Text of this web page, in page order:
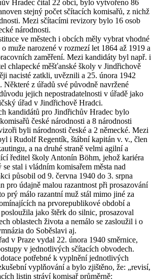
Hradec čítal 22 obcí, bylo vytvořeno 86
stejný počet sčítacích komisařů, z nichž
Mezi sčítacími revizory bylo 16 osob
národnosti.
ve městech i obcích měly vybrat vhodné
muže narozené v rozmezí let 1864 až 1919 a
zaměření. Mezi kandidáty byl např. i
chlapecké měšťanské školy v Jindřichově
nacisté zatkli, uvěznili a 25. února 1942
z úřadů své původně navržené
jejich nepostradatelnosti v úřadě jako
úřad v Jindřichově Hradci.
kandidátů pro Jindřichův Hradec bylo
české národnosti a 8 národnosti
byli národnosti české a 2 německé. Mezi
i Rudolf Regentík, štábní kapitán v. v., člen
a na druhé straně velmi agilní a
ředitel školy Antonín Böhm, jehož kariéra
se stal i vládním komisařem města nad
působil od 9. června 1940 do 3. srpna
pro údajně malou razantnost při prosazování
prý málo razantní muž stál mimo jiné za
na prvorepublikové období a
jako štěrk do silnic, prosazoval
oblastech života a nemálo se zasloužil i o
do Soběslavi aj.
v Praze vydal 22. února 1940 směrnice,
v jednotlivých sčítacích obvodech.
potřebné k vyplnění jednotlivých
vyplňování a bylo zjištěno, že: „revisí,
listin stráví komisař průměrně: